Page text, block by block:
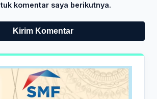
komentar saya berikutnya.